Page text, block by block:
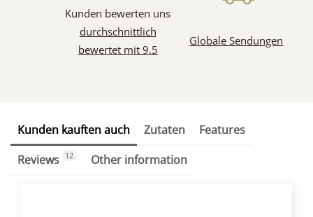
Kunden bewerten uns
durchschnittlich
bewertet mit 9.5
Globale Sendungen
Kunden kauften auch Zutaten
Features
Reviews 12 Other information